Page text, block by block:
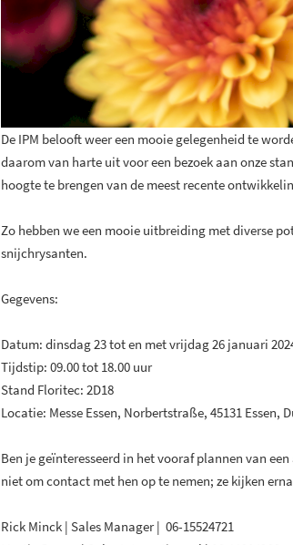
De IPM belooft weer een mooie gelegenheid te
daarom van harte uit voor een bezoek aan onze
hoogte te brengen van de meest recente
Zo hebben we een mooie uitbreiding met diverse
snijchrysanten.
Gegevens:
Datum: dinsdag 23 tot en met vrijdag 26 januari
Tijdstip: 09.00 tot 18.00 uur
Stand Floritec: 2D18
Locatie: Messe Essen, Norbertstraße, 45131 Essen,
Ben je geïnteresseerd in het vooraf plannen van
niet om contact met hen op te nemen; ze kijken
Rick Minck | Sales Manager | 06-15524721